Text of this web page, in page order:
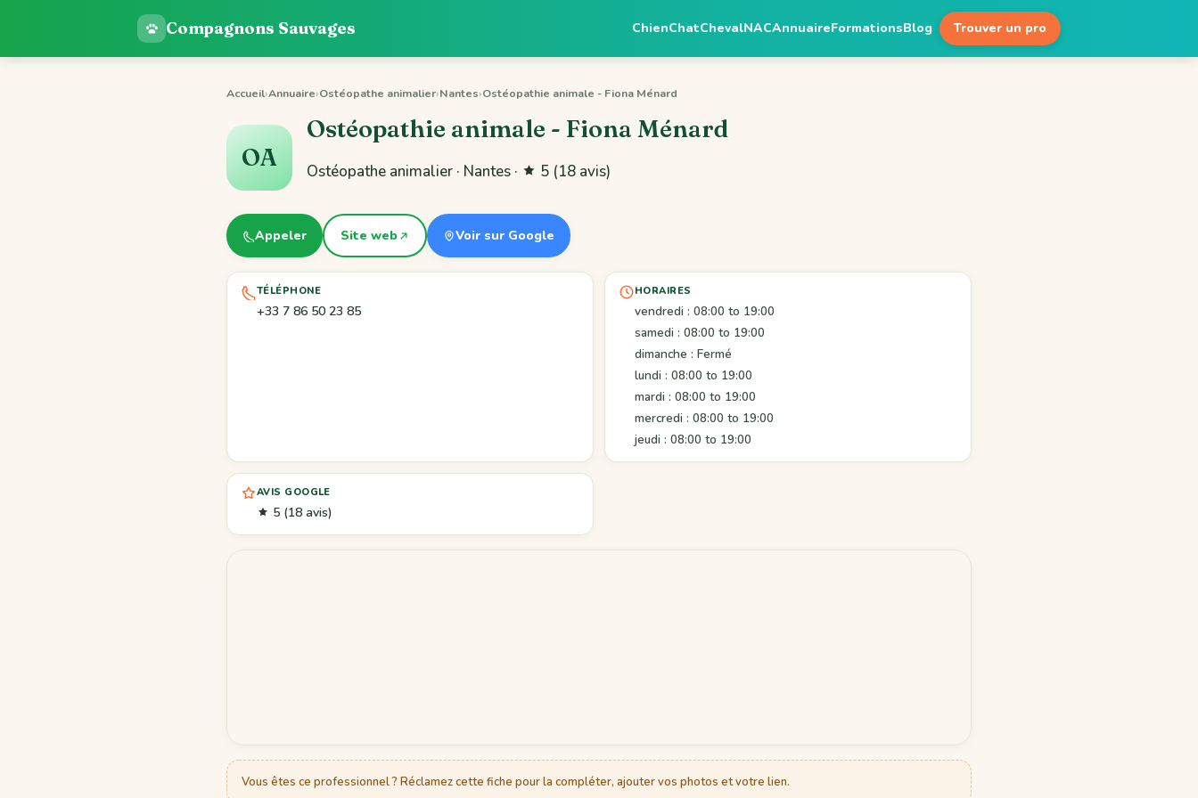
Compagnons Sauvages ChienChatChevalNACAnnuaireFormationsBlog Trouver un pro
Accueil›Annuaire›Ostéopathe animalier›Nantes›Ostéopathie animale - Fiona Ménard
OA
Ostéopathie animale - Fiona Ménard
Ostéopathe animalier · Nantes · 5 (18 avis)
Appeler Site web Voir sur Google
TÉLÉPHONE
+33 7 86 50 23 85
HORAIRES
vendredi : 08:00 to 19:00
samedi : 08:00 to 19:00
dimanche : Fermé
lundi : 08:00 to 19:00
mardi : 08:00 to 19:00
mercredi : 08:00 to 19:00
jeudi : 08:00 to 19:00
AVIS GOOGLE
5 (18 avis)
Vous êtes ce professionnel ? Réclamez cette fiche pour la compléter, ajouter vos photos et votre lien.